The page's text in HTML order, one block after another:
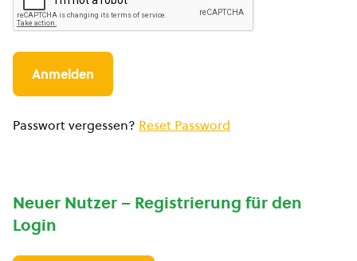
Passwort vergessen? Reset Password
Neuer Nutzer – Registrierung für den
Login